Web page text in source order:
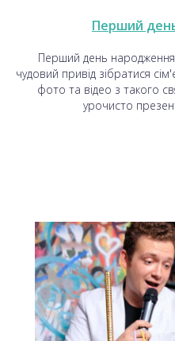
Перший
Перший день
чудовий привід зібратися
фото та відео з такого
урочисто